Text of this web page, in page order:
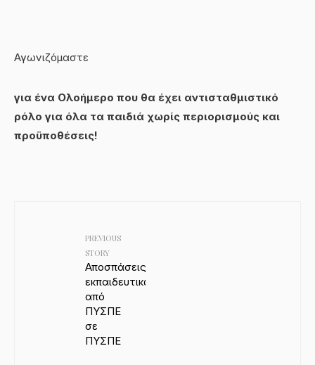
Αγωνιζόμαστε
για ένα Ολοήμερο που θα έχει αντισταθμιστικό
ρόλο για όλα τα παιδιά χωρίς περιορισμούς και
προϋποθέσεις!
PREVIOUS
STORY
Αποσπάσεις
εκπαιδευτικών
από
ΠΥΣΠΕ
σε
ΠΥΣΠΕ